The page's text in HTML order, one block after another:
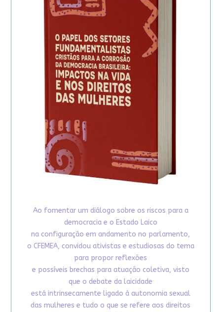
Ao fomentar um diálogo sobre os riscos para a
democracia e o Estado Laico
na configuração em andamento no parlamento,
o CFEMEA, convidou ativistas e estudiosas do tema
para propor reflexões
e possíveis brechas para atuação coletiva, visto
que o debate da laicidade
está intrinsecamente ligado à autonomia sexual
das mulheres e tudo o que se refere aos direitos